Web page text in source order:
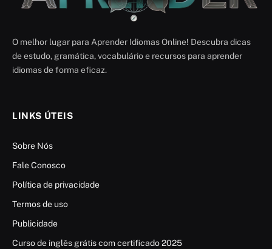
O melhor lugar para Aprender Idiomas Online! Descubra dicas
de estudo, gramática, vocabulário e recursos para aprender
idiomas de forma eficaz.
LINKS ÚTEIS
Sobre Nós
Fale Conosco
Política de privacidade
Termos de uso
Publicidade
Curso de inglês grátis com certificado 2025